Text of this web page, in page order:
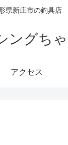
県新庄市の釣具店
アクセス